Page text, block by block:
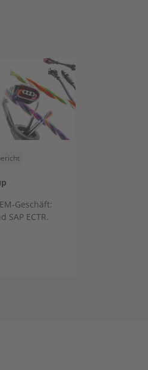
Geschäft:
SAP ECTR.